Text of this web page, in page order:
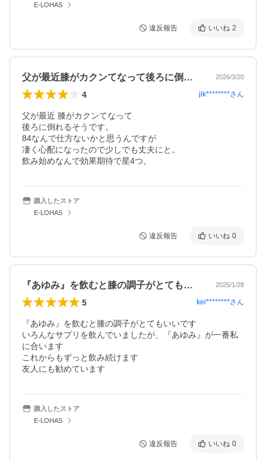
E-LOHAS
違反報告 いいね 2
父が最近膝がカクンてなって後ろに倒れる… 2026/3/20
4 jik********さん
父が最近 膝がカクンてなって
後ろに倒れるそうです。
84なんで仕方ないかと思うんですが
凄く心配になったので少しでも丈夫にと。
飲み始めなんで効果期待で星4つ。
購入したストア
E-LOHAS
違反報告 いいね 0
『あゆみ』を飲むと膝の調子がとてもいい… 2025/1/28
5 kei********さん
『あゆみ』を飲むと膝の調子がとてもいいです
いろんなサプリを飲んでいましたが、『あゆみ』が一番私
に合います
これからもずっと飲み続けます
友人にも勧めています
購入したストア
E-LOHAS
違反報告 いいね 0